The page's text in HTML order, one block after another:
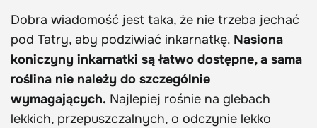
Dobra wiadomość jest taka, że nie trzeba jechać
pod Tatry, aby podziwiać inkarnatkę. Nasiona
koniczyny inkarnatki są łatwo dostępne, a sama
roślina nie należy do szczególnie
wymagających. Najlepiej rośnie na glebach
lekkich, przepuszczalnych, o odczynie lekko